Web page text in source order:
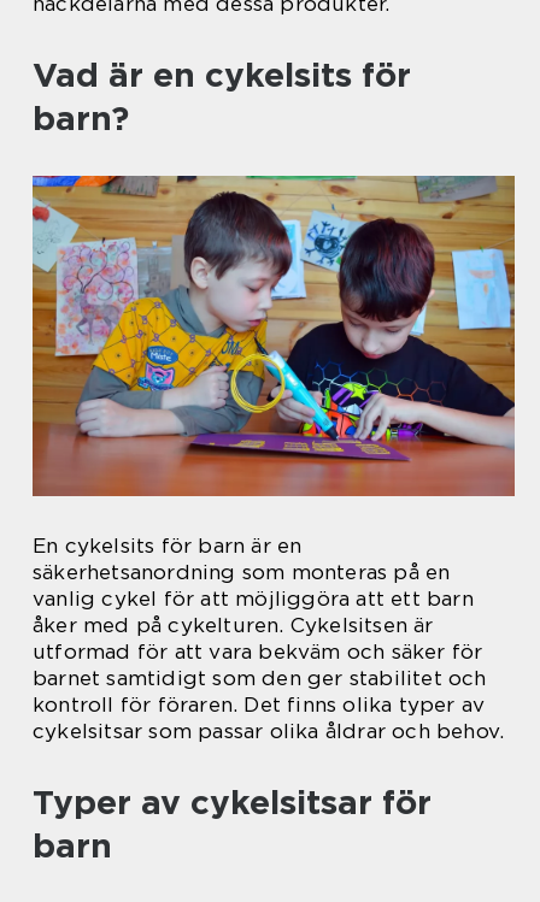
Vad är en cykelsits för
barn?
En cykelsits för barn är en
säkerhetsanordning som monteras på en
vanlig cykel för att möjliggöra att ett barn
åker med på cykelturen. Cykelsitsen är
utformad för att vara bekväm och säker för
barnet samtidigt som den ger stabilitet och
kontroll för föraren. Det finns olika typer av
cykelsitsar som passar olika åldrar och behov.
Typer av cykelsitsar för
barn